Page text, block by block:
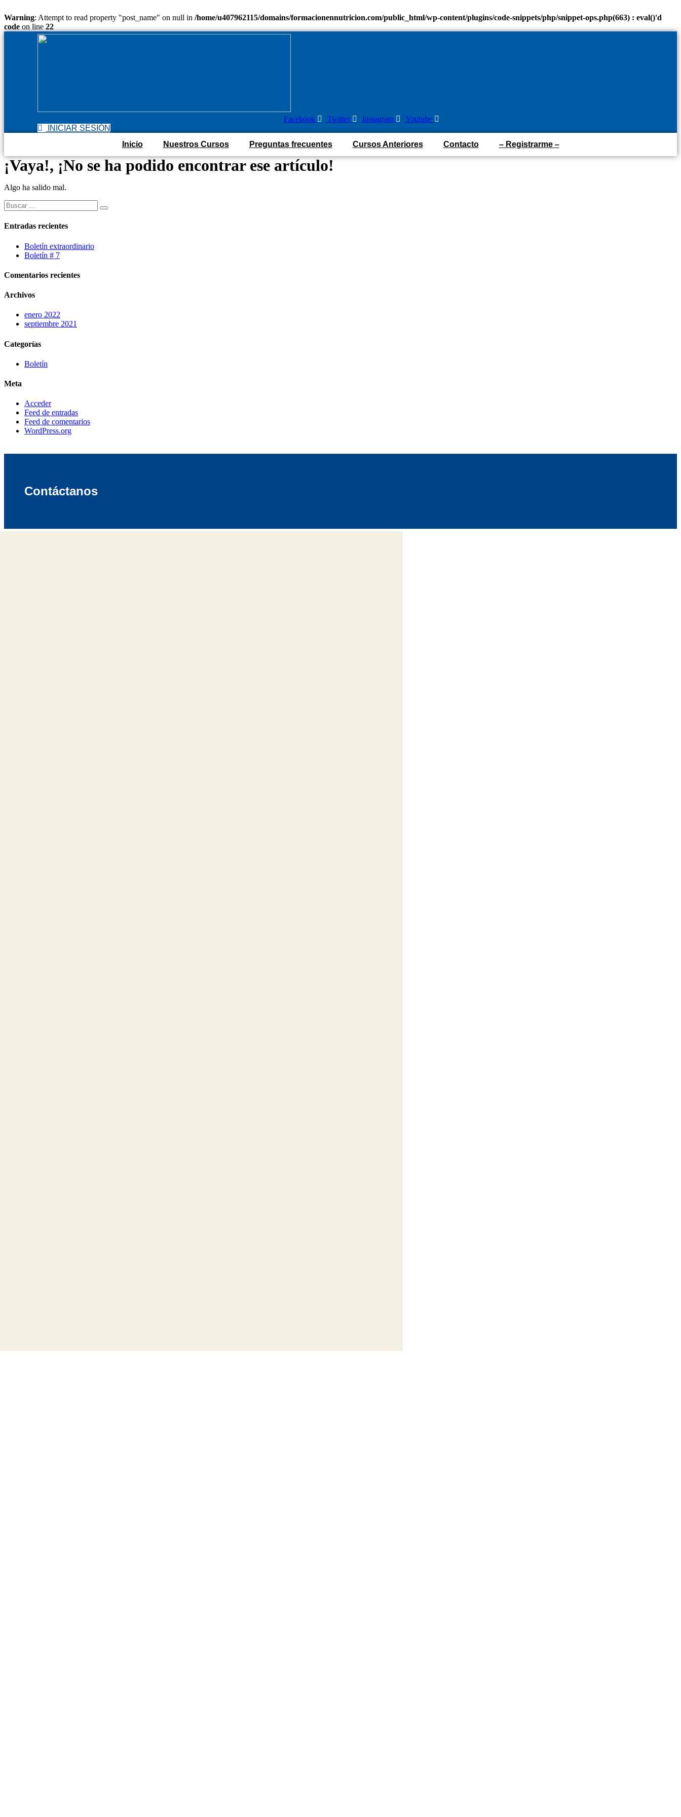
Warning: Attempt to read property "post_name" on null in /home/u407962115/domains/formacionennutricion.com/public_html/wp-content/plugins/code-snippets/php/snippet-ops.php(663) : eval()'d
code on line 22
Facebook Twitter Instagram
Youtube
INICIAR SESIÓN
Inicio
Nuestros Cursos Preguntas frecuentes Cursos Anteriores Contacto – Registrarme –
¡Vaya!, ¡No se ha podido encontrar ese artículo!
Algo ha salido mal.
Buscar:
Entradas recientes
Boletín extraordinario
Boletín # 7
Comentarios recientes
Archivos
enero 2022
septiembre 2021
Categorías
Boletín
Meta
Acceder
Feed de entradas
Feed de comentarios
WordPress.org
Contáctanos